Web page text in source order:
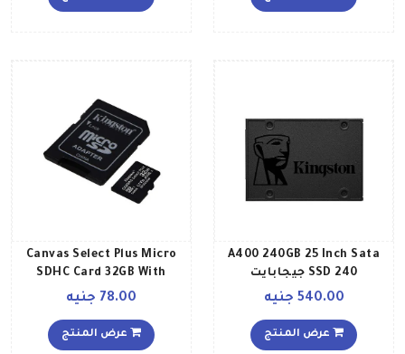
A400 240GB 25 Inch Sata
SSD 240 جيجابايت
540.00 جنيه
عرض المنتج
Canvas Select Plus Micro
SDHC Card 32GB With
Adapter أسود
78.00 جنيه
عرض المنتج